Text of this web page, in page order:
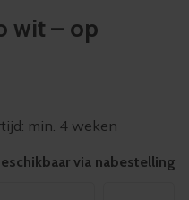
wit – op
min. 4 weken
via nabestelling